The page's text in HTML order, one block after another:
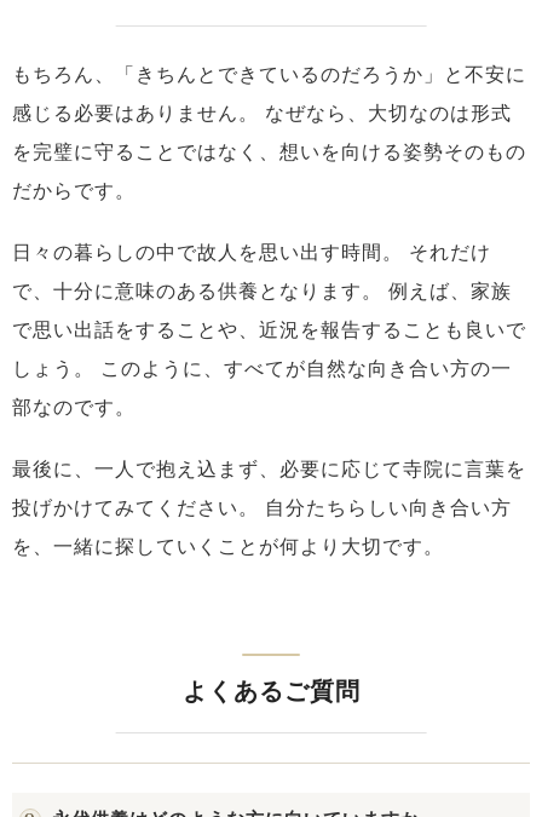
もちろん、「きちんとできているのだろうか」と不安に
感じる必要はありません。
なぜなら、大切なのは形式
を完璧に守ることではなく、想いを向ける姿勢そのもの
だからです。
日々の暮らしの中で故人を思い出す時間。
それだけ
で、十分に意味のある供養となります。
例えば、家族
で思い出話をすることや、近況を報告することも良いで
しょう。
このように、すべてが自然な向き合い方の一
部なのです。
最後に、一人で抱え込まず、必要に応じて寺院に言葉を
投げかけてみてください。
自分たちらしい向き合い方
を、一緒に探していくことが何より大切です。
よくあるご質問